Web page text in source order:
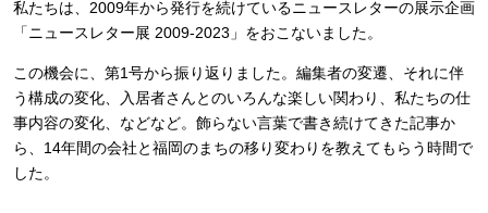
私たちは、2009年から発行を続けているニュースレターの展示企画
「ニュースレター展 2009-2023」をおこないました。
この機会に、第1号から振り返りました。編集者の変遷、それに伴
う構成の変化、入居者さんとのいろんな楽しい関わり、私たちの仕
事内容の変化、などなど。飾らない言葉で書き続けてきた記事か
ら、14年間の会社と福岡のまちの移り変わりを教えてもらう時間で
した。